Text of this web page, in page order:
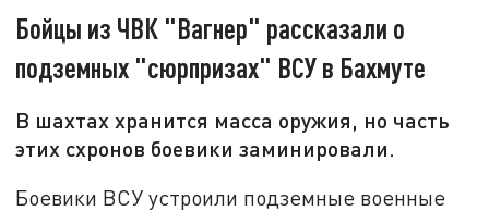
Бойцы из ЧВК "Вагнер" рассказали о
подземных "сюрпризах" ВСУ в Бахмуте
В шахтах хранится масса оружия, но часть
этих схронов боевики заминировали.
Боевики ВСУ устроили подземные военные